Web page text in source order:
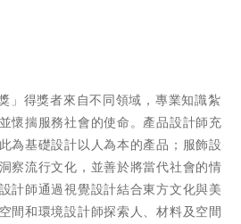
」得獎者來自不同領域，專業知識紮
懷揣服務社會的使命。產品設計師充
為基礎設計以人為本的產品；服飾設
察流行文化，並善於將當代社會的情
計師通過視覺設計結合東方文化與美
間和環境設計師探索人、材料及空間